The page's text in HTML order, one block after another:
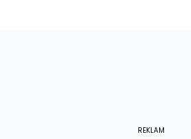
REKLAM